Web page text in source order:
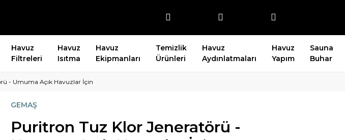
Havuz
Filtreleri
Havuz
Isıtma
Havuz
Ekipmanları
Temizlik
Ürünleri
Havuz
Aydınlatmaları
Havuz
Yapım
Sauna
Buhar
- Umuma Açık Havuzlar İçin
GEMAŞ
Puritron Tuz Klor Jeneratörü -